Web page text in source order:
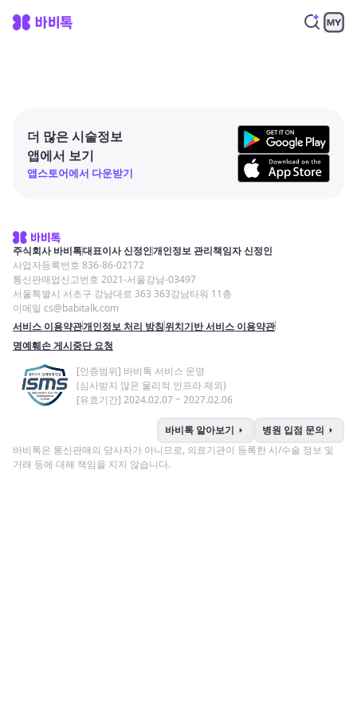
더 많은 시술정보
앱에서 보기
앱스토어에서 다운받기
주식회사 바비톡대표이사 신정인개인정보 관리책임자 신정인
사업자등록번호 836-86-02172
통신판매업신고번호 2021-서울강남-03497
서울특별시 서초구 강남대로 363 363강남타워 11층
이메일 cs@babitalk.com
서비스 이용약관개인정보 처리 방침위치기반 서비스 이용약관
명예훼손 게시중단 요청
[인증범위] 바비톡 서비스 운영
(심사받지 않은 물리적 인프라 제외)
[유효기간] 2024.02.07 ~ 2027.02.06
바비톡 알아보기 arrow_right 병원 입점 문의 arrow_right
바비톡은 통신판매의 당사자가 아니므로, 의료기관이 등록한 시/수술 정보 및
거래 등에 대해 책임을 지지 않습니다.